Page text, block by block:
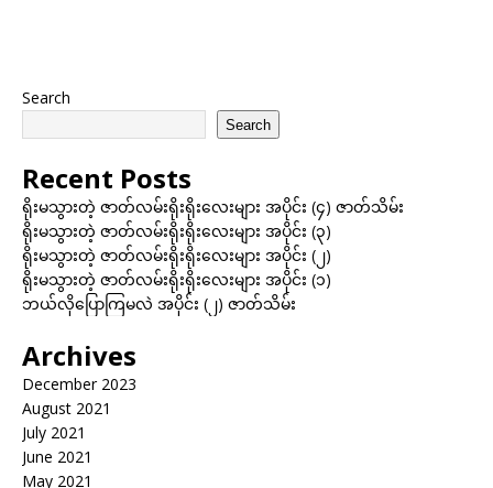
Search
Search
Recent Posts
ရိုးမသွားတဲ့ ဇာတ်လမ်းရိုးရိုးလေးများ အပိုင်း (၄) ဇာတ်သိမ်း
ရိုးမသွားတဲ့ ဇာတ်လမ်းရိုးရိုးလေးများ အပိုင်း (၃)
ရိုးမသွားတဲ့ ဇာတ်လမ်းရိုးရိုးလေးများ အပိုင်း (၂)
ရိုးမသွားတဲ့ ဇာတ်လမ်းရိုးရိုးလေးများ အပိုင်း (၁)
ဘယ်လိုပြောကြမလဲ အပိုင်း (၂) ဇာတ်သိမ်း
Archives
December 2023
August 2021
July 2021
June 2021
May 2021